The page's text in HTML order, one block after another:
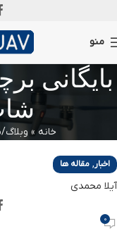
منو
بایگانی
خانه »
آوریل
اخبار, مقاله ها
آیلا محمدی
0
مارس